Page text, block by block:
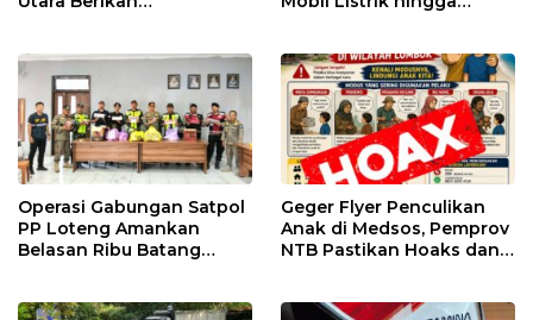
Operasi Gabungan Satpol
PP Loteng Amankan
Belasan Ribu Batang
Geger Flyer Penculikan
Anak di Medsos, Pemprov
NTB Pastikan Hoaks dan